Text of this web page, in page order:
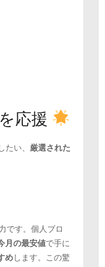
応援
い、 厳選された
です。個人ブロ
月の最安値で手に
めします。この驚